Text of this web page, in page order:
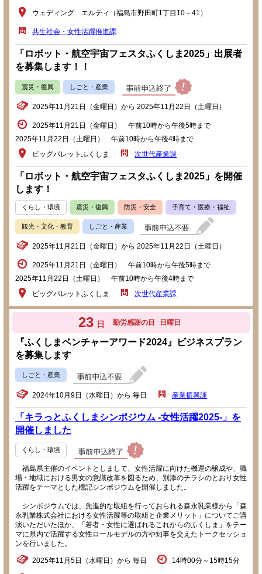
ウェディング エルティ（福島市野田町1丁目10－41）
共生社会・女性活躍推進課
「ロボット・航空宇宙フェスタふくしま2025」出展者
を募集します！！
震災・復興 しごと・産業
2025年11月21日（金曜日）から 2025年11月22日（土曜日）
2025年11月21日（金曜日） 午前10時から午後5時まで
2025年11月22日（土曜日） 午前10時から午後4時まで
ビッグパレットふくしま
次世代産業課
「ロボット・航空宇宙フェスタふくしま2025」を開催
します！
くらし・環境 震災・復興 防災・安全 子育て・医療・福祉
観光・文化・教育 しごと・産業
2025年11月21日（金曜日）から 2025年11月22日（土曜日）
2025年11月21日（金曜日） 午前10時から午後5時まで
2025年11月22日（土曜日） 午前10時から午後4時まで
ビッグパレットふくしま
次世代産業課
23 日 勤労感謝の日 日曜日
『ふくしまベンチャーアワード2024』ビジネスプラン
を募集します
しごと・産業
2024年10月9日（水曜日）から 毎日 産業振興課
「キラっとふくしまシンポジウム -女性活躍2025-」を
開催しました
くらし・環境
福島県主催のイベントとしまして、女性活躍に向けた機運の醸成や、職
場・地域における男女の意識改革を図るため、別添のチラシのとおり女性
活躍をテーマとした標記シンポジウムを開催しました。
シンポジウムでは、先進的な取組を行っておられる森永乳業様から「森
永乳業株式会社における女性活躍等の取組と企業メリット」についてご講
演いただいたほか、「若者・女性に選ばれるこれからのふくしま」をテー
マに県内で活躍する女性ロールモデルの方や知事を交えたトークセッショ
ンを行いました。
2025年11月5日（水曜日）から 毎日 14時00分～15時15分